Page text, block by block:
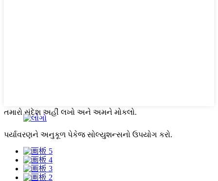
તમારો સંદેશ અહીં લખો અને અમને મોકલો.
પર્યાવરણને અનુકૂળ પેકેજ સોલ્યુશન્સનો ઉપયોગ કરો.